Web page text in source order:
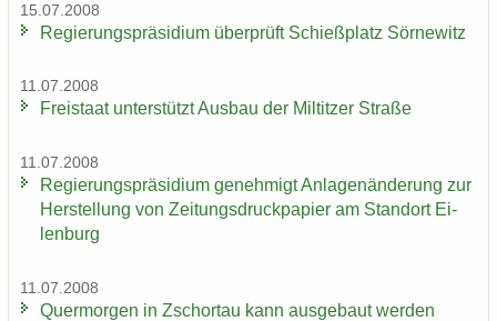
15.07.2008
Re­gie­rungs­prä­si­di­um über­prüft Schieß­platz Sör­ne­witz
11.07.2008
Frei­staat un­ter­stützt Aus­bau der Mil­tit­zer Stra­ße
11.07.2008
Re­gie­rungs­prä­si­di­um ge­neh­migt An­la­gen­än­de­rung zur
Her­stel­lung von Zei­tungs­druck­pa­pier am Stand­ort Ei­
len­burg
11.07.2008
Quer­mor­gen in Zschor­tau kann aus­ge­baut wer­den